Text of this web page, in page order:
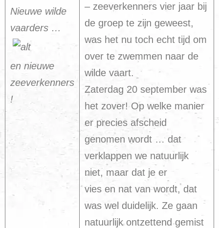
Nieuwe wilde
vaarders …
en nieuwe
zeeverkenners
!
– zeeverkenners vier jaar bij
de groep te zijn geweest,
was het nu toch echt tijd om
over te zwemmen naar de
wilde vaart.
Zaterdag 20 september was
het zover! Op welke manier
er precies afscheid
genomen wordt … dat
verklappen we natuurlijk
niet, maar dat je er
vies en nat van wordt, dat
was wel duidelijk. Ze gaan
natuurlijk ontzettend gemist